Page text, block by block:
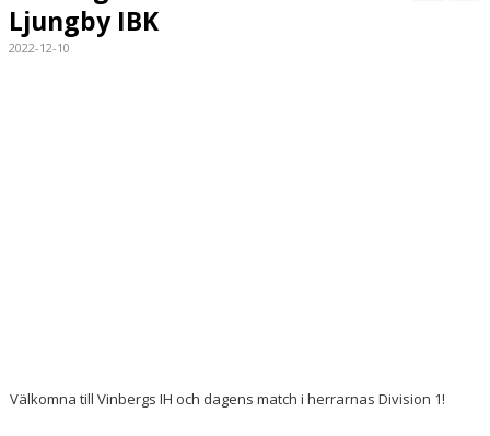
TRUPPEN
BILDGALLERI
Ljungby IBK
2022-12-10
Välkomna till Vinbergs IH och dagens match i herrarnas Division 1!